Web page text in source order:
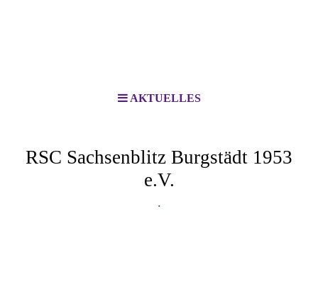
AKTUELLES
RSC Sachsenblitz Burgstädt 1953
e.V.
.